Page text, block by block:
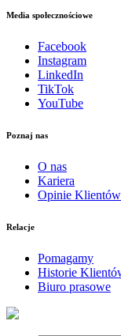
Media społecznościowe
Facebook
Instagram
LinkedIn
TikTok
YouTube
Poznaj nas
O nas
Kariera
Opinie Klientów
Relacje
Pomagamy
Historie
Biuro prasowe